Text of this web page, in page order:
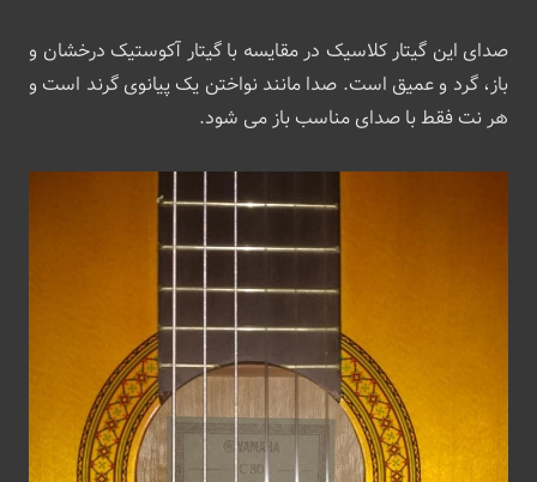
صدای این گیتار کلاسیک در مقایسه با گیتار آکوستیک درخشان و
باز، گرد و عمیق است. صدا مانند نواختن یک پیانوی گرند است و
هر نت فقط با صدای مناسب باز می شود.